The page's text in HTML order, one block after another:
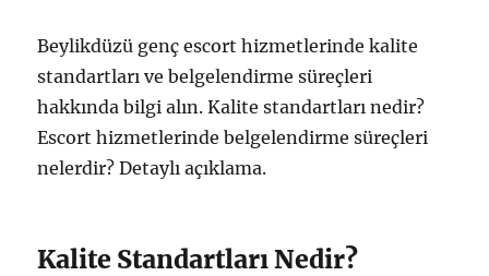
Beylikdüzü genç escort hizmetlerinde kalite
standartları ve belgelendirme süreçleri
hakkında bilgi alın. Kalite standartları nedir?
Escort hizmetlerinde belgelendirme süreçleri
nelerdir? Detaylı açıklama.
Kalite Standartları Nedir?